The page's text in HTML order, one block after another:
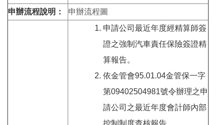
申辦流程說明：
申辦流程圖
申請公司最近年度經精算師簽
證之強制汽車責任保險簽證精
算報告。
依金管會95.01.04金管保一字
第09402504981號令辦理之申
請公司之最近年度會計師內部
控制制度查核報告。